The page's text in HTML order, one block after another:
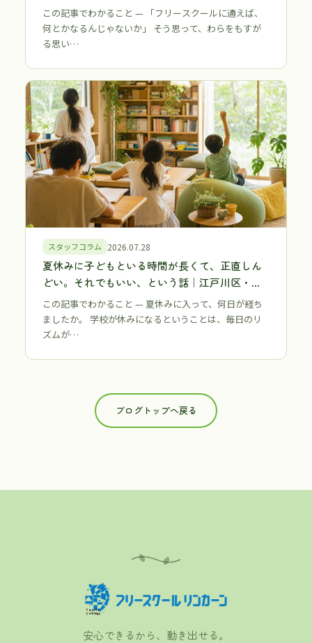
タッフが正直に伝える【江戸川区・江東区 不登
校・行き渋り
この記事でわかること — 「フリースクールに通えば、
何とかなるんじゃないか」 そう思って、わらをもすが
る思い…
スタッフコラム 2026.07.28
夏休みに子どもといる時間が長くて、正直しん
どい。それでもいい、という話｜江戸川区・江
東区 不登校・行き渋りの保護者へ
この記事でわかること — 夏休みに入って、何日が経ち
ましたか。 学校が休みになるということは、毎日のリ
ズムが…
ブログトップへ戻る
安心できるから、動き出せる。